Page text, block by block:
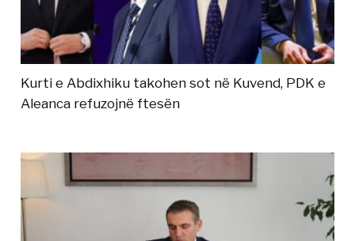
Kurti e Abdixhiku takohen sot në Kuvend, PDK e
Aleanca refuzojnë ftesën